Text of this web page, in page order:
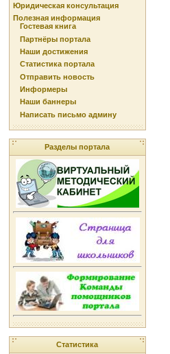
Юридическая консультация
Полезная информация
Гостевая книга
Партнёры портала
Наши достижения
Статистика портала
Отправить новость
Информеры
Наши баннеры
Написать письмо админу
Разделы портала
Статистика